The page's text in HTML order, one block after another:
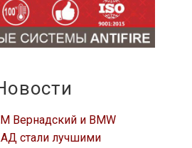
Вернадский и BMW
стали лучшими